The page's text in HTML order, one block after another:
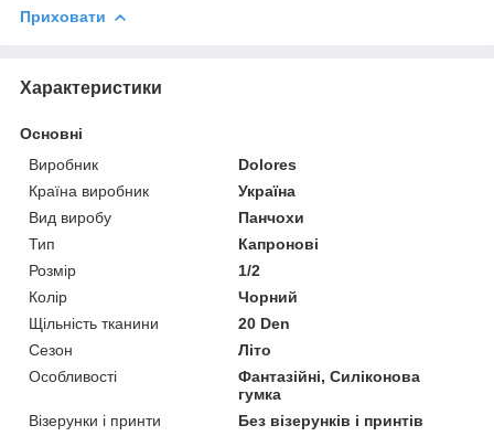
Приховати
Характеристики
Основні
Виробник
Dolores
Країна виробник
Україна
Вид виробу
Панчохи
Тип
Капронові
Розмір
1/2
Колір
Чорний
Щільність тканини
20 Den
Сезон
Літо
Особливості
Фантазійні, Силіконова
гумка
Візерунки і принти
Без візерунків і принтів